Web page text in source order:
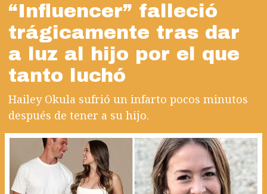
“Influencer” falleció
trágicamente tras dar
a luz al hijo por el que
tanto luchó
Hailey Okula sufrió un infarto pocos minutos
después de tener a su hijo.